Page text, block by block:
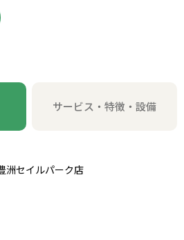
サービス・特徴・設備
セイルパーク店